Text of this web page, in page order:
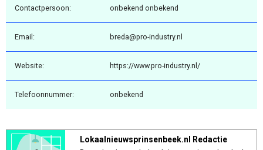
Contactpersoon: onbekend onbekend
Email: breda@pro-industry.nl
Website: https://www.pro-industry.nl/
Telefoonnummer: onbekend
Lokaalnieuwsprinsenbeek.nl Redactie